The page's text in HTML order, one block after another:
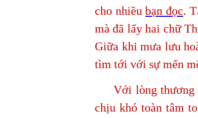
cho nhiềubạn đọc.
mà đã lấy hai chữ
Giữa khi mưa lưu
tìm tới với sự mến
Với lòng thương
chịu khó toàn tâm